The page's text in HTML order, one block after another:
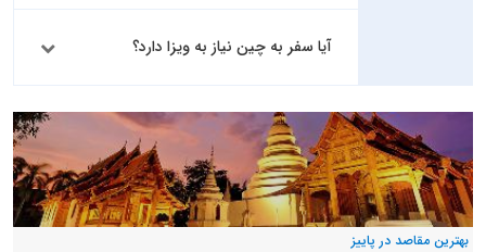
آیا سفر به چین نیاز به ویزا دارد؟
بهترین مقاصد در پاییز